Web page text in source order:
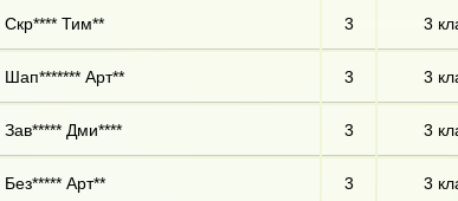
Скр**** Тим** 3 3
Шап******* Арт** 3 3
Зав***** Дми**** 3 3
Без***** Арт** 3 3